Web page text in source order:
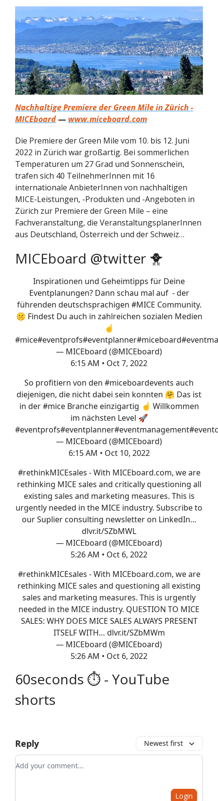
Nachhaltige Premiere der Green Mile in Zürich -
MICEboard — www.miceboard.com
Die Premiere der Green Mile vom 10. bis 12. Juni
2022 in Zürich war großartig. Bei sommerlichen
Temperaturen um 27 Grad und Sonnenschein,
trafen sich 40 TeilnehmerInnen mit 16
internationale AnbieterInnen von nachhaltigen
MICE-Leistungen, -Produkten und -Angeboten in
Zürich zur Premiere der Green Mile – eine
Fachveranstaltung, die VeranstaltungsplanerInnen
aus Deutschland, Österreich und der Schweiz…
MICEboard @twitter 🐥
Inspirationen und Geheimtipps für Deine
Eventplanungen? Dann schau mal auf - der
führenden deutschsprachigen #MICE Community.
🤫 Findest Du auch in zahlreichen sozialen Medien
☝️
#mice#eventprofs#eventplanner#miceboard
— MICEboard (@MICEboard)
6:15 AM • Oct 7, 2022
So profitiern von den #miceboardevents auch
diejenigen, die nicht dabei sein konnten 🤗 Das ist
in der#miceBranche einzigartig ☝️ Willkommen
im nächsten Level 🚀
#eventprofs#eventplanner#eventmanagement
— MICEboard (@MICEboard)
6:15 AM • Oct 10, 2022
#rethinkMICEsales - With MICEboard.com, we are
rethinking MICE sales and critically questioning all
existing sales and marketing measures. This is
urgently needed in the MICE industry. Subscribe to
our Suplier consulting newsletter on LinkedIn…
dlvr.it/SZbMWL
— MICEboard (@MICEboard)
5:26 AM • Oct 6, 2022
#rethinkMICEsales - With MICEboard.com, we are
rethinking MICE sales and questioning all existing
sales and marketing measures. This is urgently
needed in the MICE industry. QUESTION TO MICE
SALES: WHY DOES MICE SALES ALWAYS PRESENT
ITSELF WITH… dlvr.it/SZbMWm
— MICEboard (@MICEboard)
5:26 AM • Oct 6, 2022
60seconds ⏱ - YouTube
shorts
Reply Newest first
Add your comment
Login